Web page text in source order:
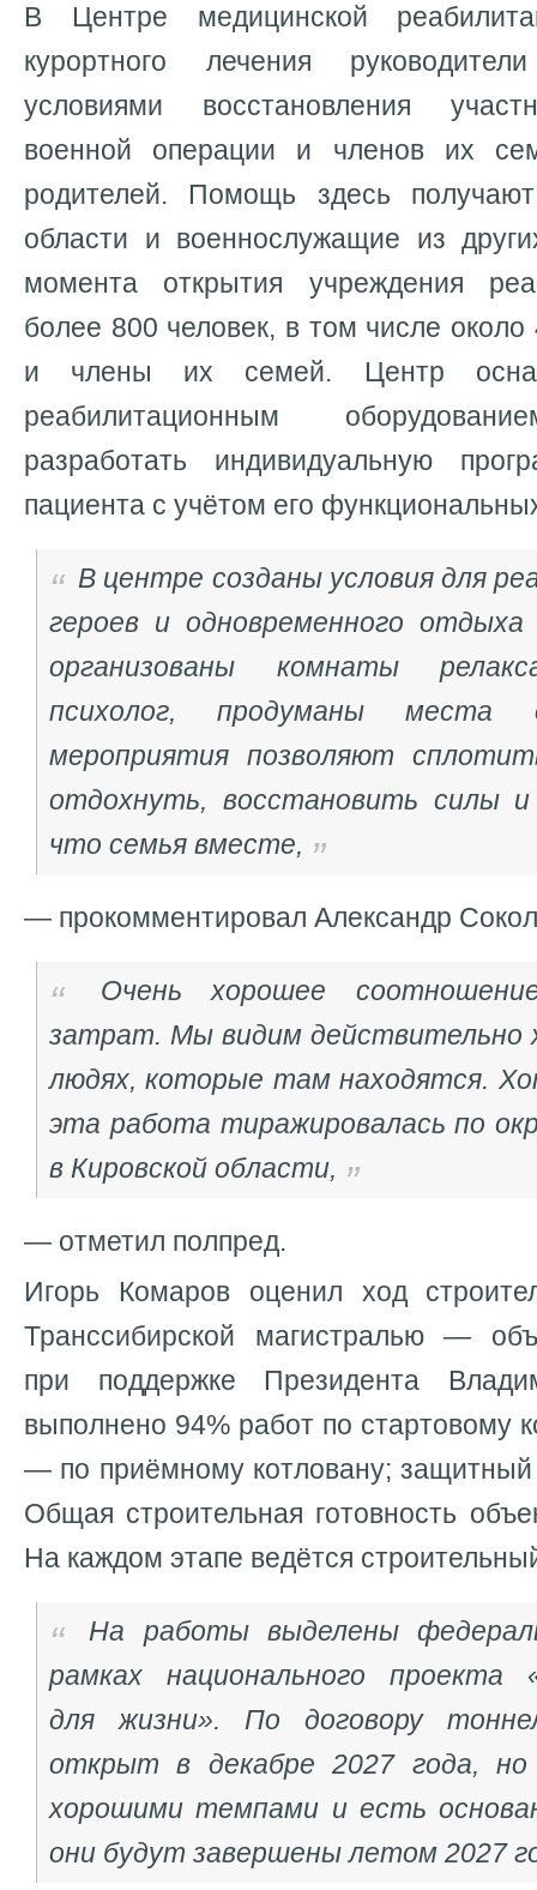
В Центре медицинской
курортного лечения
условиями восстановления
военной операции и членов их
родителей. Помощь здесь
области и военнослужащие из
момента открытия учреждения
более 800 человек, в том числе
и члены их семей. Центр
реабилитационным
разработать индивидуальную
пациента с учётом его
В центре созданы условия для
героев и одновременного
организованы комнаты
психолог, продуманы
мероприятия позволяют
отдохнуть, восстановить силы и
что семья вместе,
— прокомментировал Александр
Очень хорошее
затрат. Мы видим действительно
людях, которые там находятся.
эта работа тиражировалась по
в Кировской области,
— отметил полпред.
Игорь Комаров оценил ход
Транссибирской магистралью —
при поддержке Президента
выполнено 94% работ по стартовому
— по приёмному котловану; защитный
Общая строительная готовность
На каждом этапе ведётся
На работы выделены
рамках национального проекта
для жизни». По договору
открыт в декабре 2027 года,
хорошими темпами и есть
они будут завершены летом 2027